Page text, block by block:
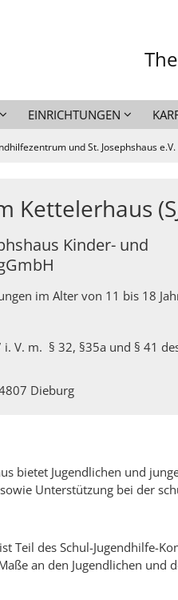
EINRICHTUNGEN
und St. Josephshaus e.V.
Kettelerhaus
Kinder- und
im Alter von 11 bis 18
V. m. § 32, §35a und § 41
Dieburg
bietet Jugendlichen und
Unterstützung bei der
Teil des Schul-Jugendhilfe-
an den Jugendlichen und